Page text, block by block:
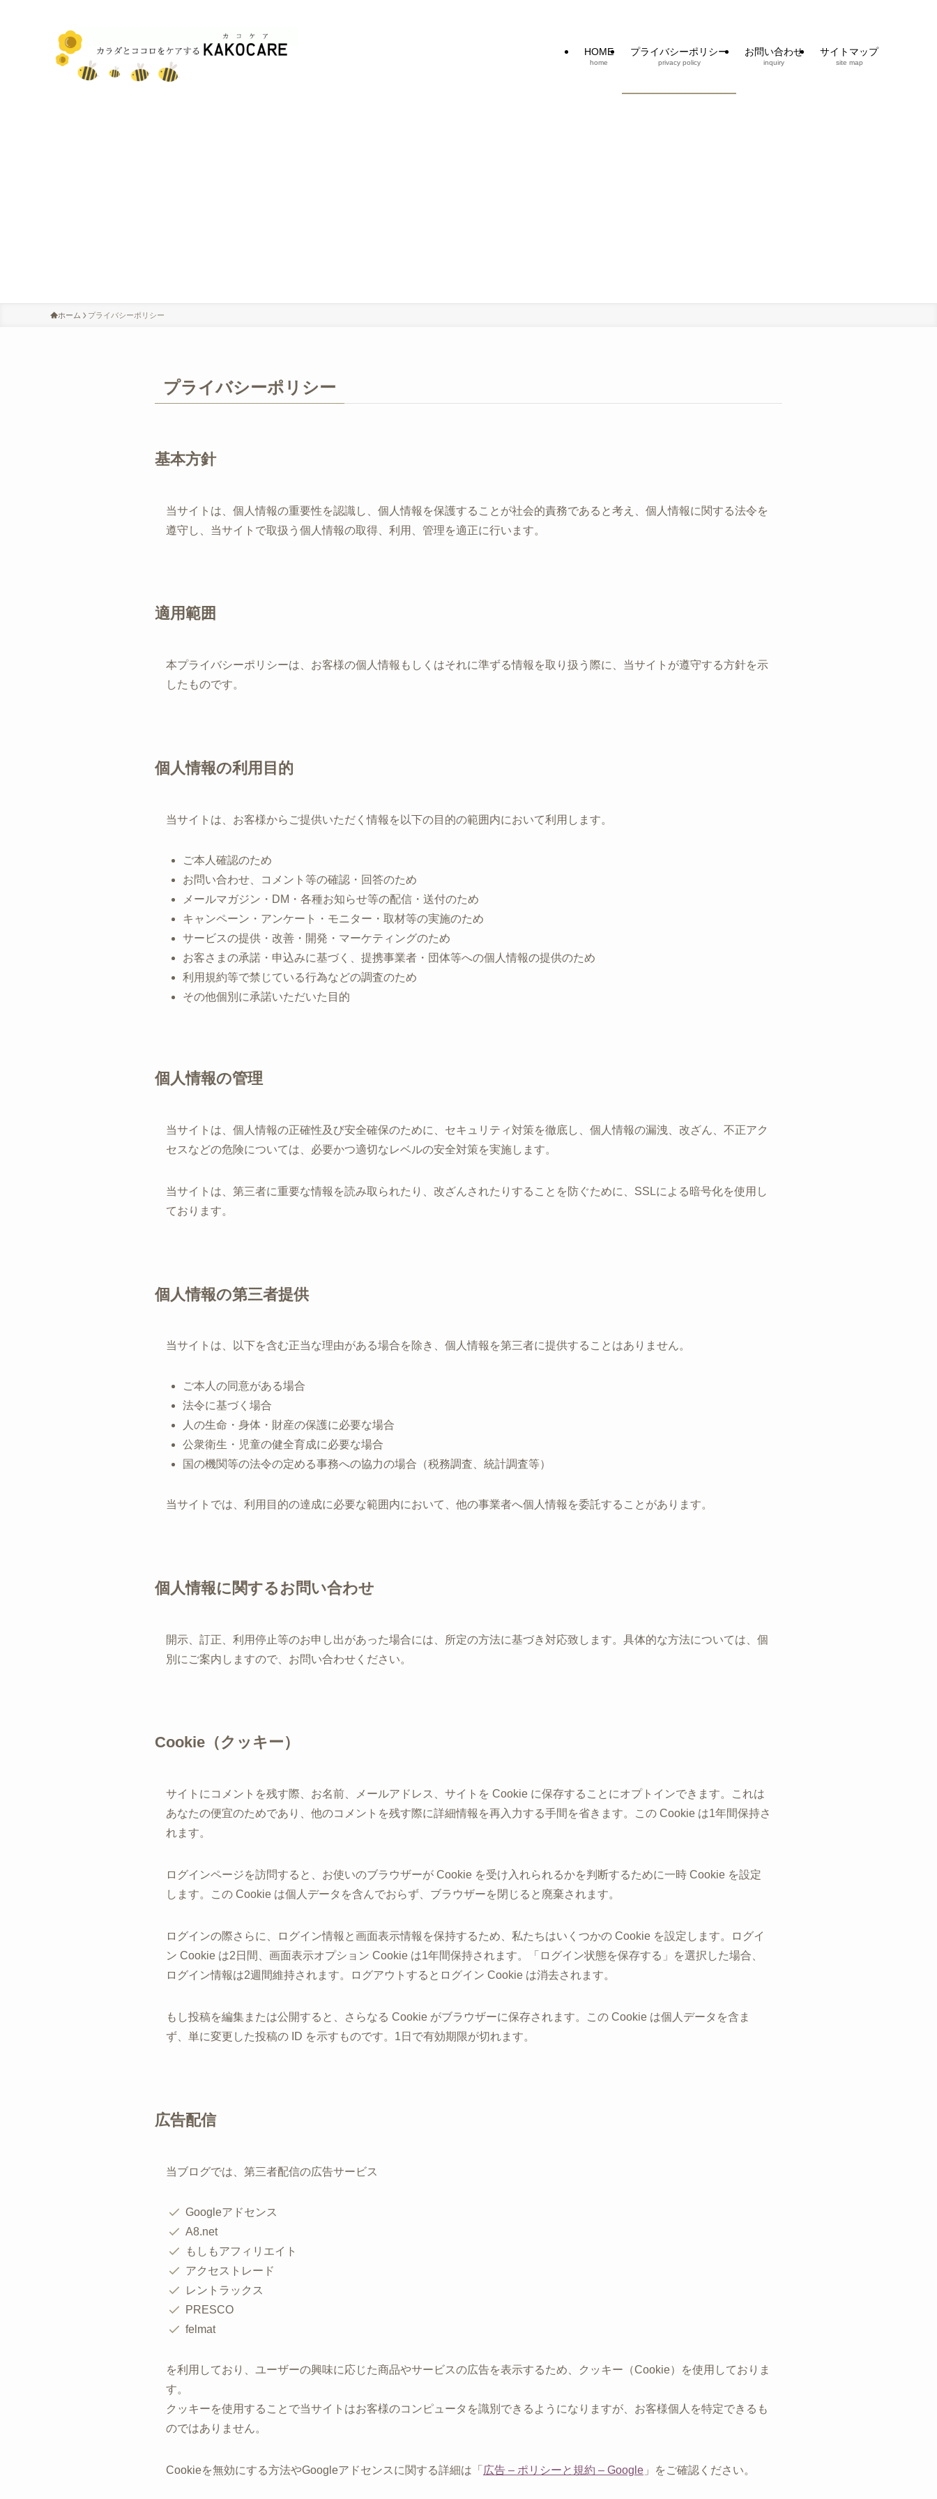
HOME
home
プライバシーポリシー
privacy policy
お問い合わせ
inquiry
サイトマップ
site map
ホーム プライバシーポリシー
プライバシーポリシー
基本方針
当サイトは、個人情報の重要性を認識し、個人情報を保護することが社会的責務であると考え、個人情報に関する法令を
遵守し、当サイトで取扱う個人情報の取得、利用、管理を適正に行います。
適用範囲
本プライバシーポリシーは、お客様の個人情報もしくはそれに準ずる情報を取り扱う際に、当サイトが遵守する方針を示
したものです。
個人情報の利用目的
当サイトは、お客様からご提供いただく情報を以下の目的の範囲内において利用します。
ご本人確認のため
お問い合わせ、コメント等の確認・回答のため
メールマガジン・DM・各種お知らせ等の配信・送付のため
キャンペーン・アンケート・モニター・取材等の実施のため
サービスの提供・改善・開発・マーケティングのため
お客さまの承諾・申込みに基づく、提携事業者・団体等への個人情報の提供のため
利用規約等で禁じている行為などの調査のため
その他個別に承諾いただいた目的
個人情報の管理
当サイトは、個人情報の正確性及び安全確保のために、セキュリティ対策を徹底し、個人情報の漏洩、改ざん、不正アク
セスなどの危険については、必要かつ適切なレベルの安全対策を実施します。
当サイトは、第三者に重要な情報を読み取られたり、改ざんされたりすることを防ぐために、SSLによる暗号化を使用し
ております。
個人情報の第三者提供
当サイトは、以下を含む正当な理由がある場合を除き、個人情報を第三者に提供することはありません。
ご本人の同意がある場合
法令に基づく場合
人の生命・身体・財産の保護に必要な場合
公衆衛生・児童の健全育成に必要な場合
国の機関等の法令の定める事務への協力の場合（税務調査、統計調査等）
当サイトでは、利用目的の達成に必要な範囲内において、他の事業者へ個人情報を委託することがあります。
個人情報に関するお問い合わせ
開示、訂正、利用停止等のお申し出があった場合には、所定の方法に基づき対応致します。具体的な方法については、個
別にご案内しますので、お問い合わせください。
Cookie（クッキー）
サイトにコメントを残す際、お名前、メールアドレス、サイトを Cookie に保存することにオプトインできます。これは
あなたの便宜のためであり、他のコメントを残す際に詳細情報を再入力する手間を省きます。この Cookie は1年間保持さ
れます。
ログインページを訪問すると、お使いのブラウザーが Cookie を受け入れられるかを判断するために一時 Cookie を設定
します。この Cookie は個人データを含んでおらず、ブラウザーを閉じると廃棄されます。
ログインの際さらに、ログイン情報と画面表示情報を保持するため、私たちはいくつかの Cookie を設定します。ログイ
ン Cookie は2日間、画面表示オプション Cookie は1年間保持されます。「ログイン状態を保存する」を選択した場合、
ログイン情報は2週間維持されます。ログアウトするとログイン Cookie は消去されます。
もし投稿を編集または公開すると、さらなる Cookie がブラウザーに保存されます。この Cookie は個人データを含ま
ず、単に変更した投稿の ID を示すものです。1日で有効期限が切れます。
広告配信
当ブログでは、第三者配信の広告サービス
Googleアドセンス
A8.net
もしもアフィリエイト
アクセストレード
レントラックス
PRESCO
felmat
を利用しており、ユーザーの興味に応じた商品やサービスの広告を表示するため、クッキー（Cookie）を使用しておりま
す。
クッキーを使用することで当サイトはお客様のコンピュータを識別できるようになりますが、お客様個人を特定できるも
のではありません。
Cookieを無効にする方法やGoogleアドセンスに関する詳細は「 広告 – ポリシーと規約 – Google 」をご確認ください。